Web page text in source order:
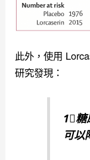
此外，使用
研究發現：
1⃣️
可以